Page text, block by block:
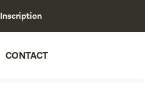
Inscription
CONTACT